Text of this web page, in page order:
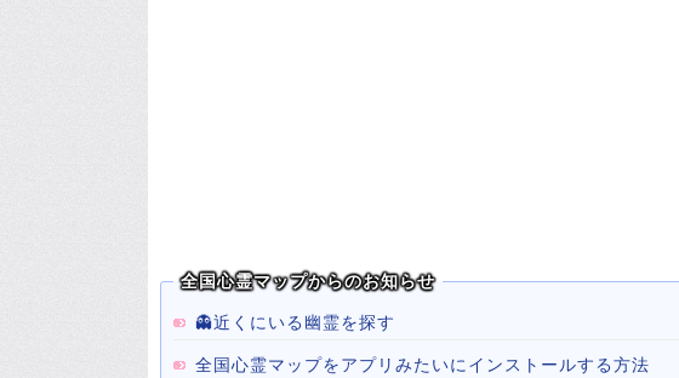
全国心霊マップからのお知らせ
👻近くにいる幽霊を探す
全国心霊マップをアプリみたいにインストールする方法